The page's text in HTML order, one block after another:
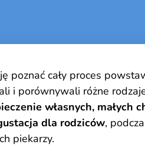
poznać cały proces
i porównywali różne
własnych, małych
dla rodziców,
piekarzy.